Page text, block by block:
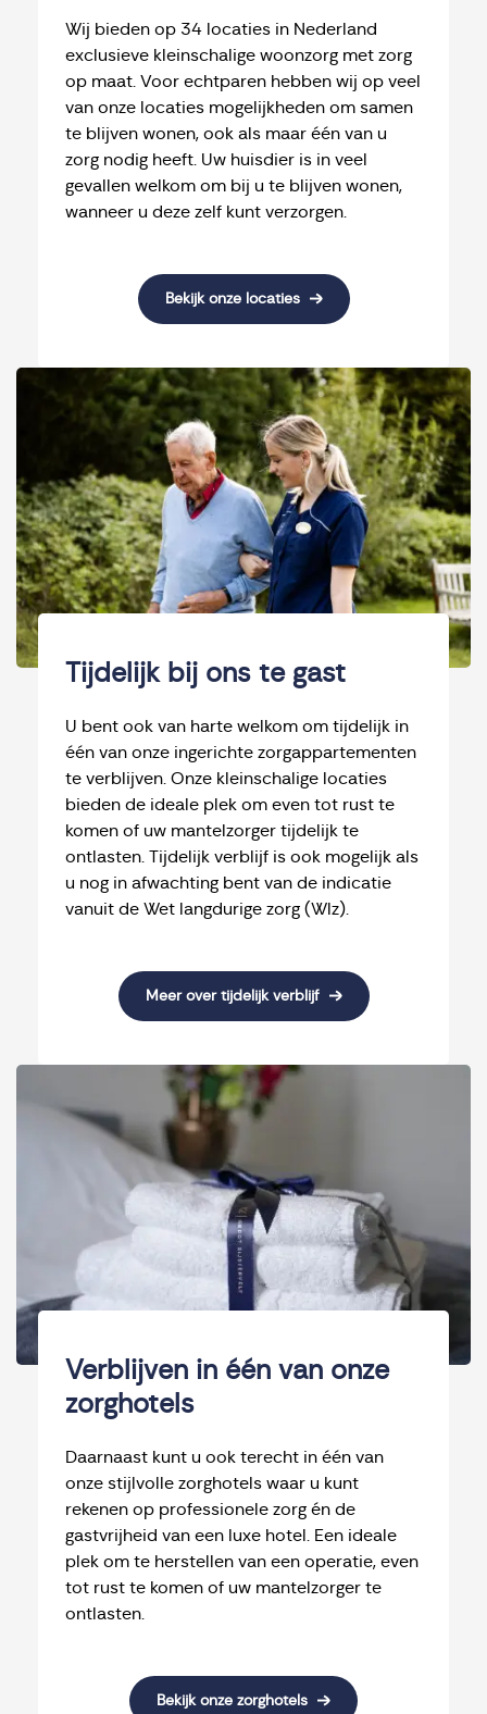
Wij bieden op 34 locaties in Nederland
exclusieve kleinschalige woonzorg met zorg
op maat. Voor echtparen hebben wij op veel
van onze locaties mogelijkheden om samen
te blijven wonen, ook als maar één van u
zorg nodig heeft. Uw huisdier is in veel
gevallen welkom om bij u te blijven wonen,
wanneer u deze zelf kunt verzorgen.
Bekijk onze locaties
Tijdelijk bij ons te gast
U bent ook van harte welkom om tijdelijk in
één van onze ingerichte zorgappartementen
te verblijven. Onze kleinschalige locaties
bieden de ideale plek om even tot rust te
komen of uw mantelzorger tijdelijk te
ontlasten. Tijdelijk verblijf is ook mogelijk als
u nog in afwachting bent van de indicatie
vanuit de Wet langdurige zorg (Wlz).
Meer over tijdelijk verblijf
Verblijven in één van onze
zorghotels
Daarnaast kunt u ook terecht in één van
onze stijlvolle zorghotels waar u kunt
rekenen op professionele zorg én de
gastvrijheid van een luxe hotel. Een ideale
plek om te herstellen van een operatie, even
tot rust te komen of uw mantelzorger te
ontlasten.
Bekijk onze zorghotels